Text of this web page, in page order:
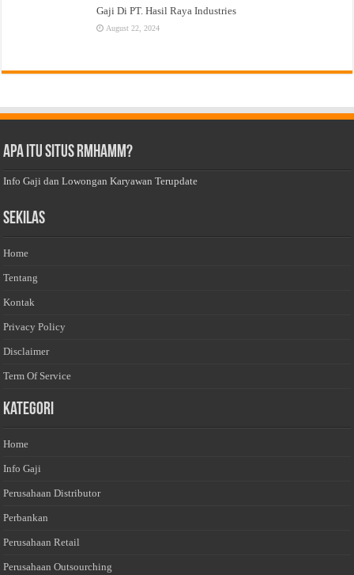
Gaji Di PT. Hasil Raya Industries
August 22, 2024
Apa Itu Situs Rmhamm?
Info Gaji dan Lowongan Karyawan Terupdate
Sekilas
Home
Tentang
Kontak
Privacy Policy
Disclaimer
Term Of Service
Kategori
Home
Info Gaji
Perusahaan Distributor
Perbankan
Perusahaan Retail
Perusahaan Outsourching